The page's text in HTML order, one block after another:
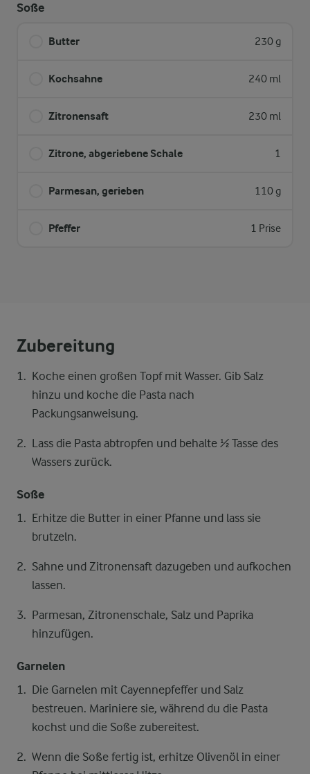
Soße
Butter 230 g
Kochsahne 240 ml
Zitronensaft 230 ml
Zitrone, abgeriebene Schale 1
Parmesan, gerieben 110 g
Pfeffer 1 Prise
Zubereitung
Koche einen großen Topf mit Wasser. Gib Salz
hinzu und koche die Pasta nach
Packungsanweisung.
Lass die Pasta abtropfen und behalte ½ Tasse des
Wassers zurück.
Soße
Erhitze die Butter in einer Pfanne und lass sie
brutzeln.
Sahne und Zitronensaft dazugeben und aufkochen
lassen.
Parmesan, Zitronenschale, Salz und Paprika
hinzufügen.
Garnelen
Die Garnelen mit Cayennepfeffer und Salz
bestreuen. Mariniere sie, während du die Pasta
kochst und die Soße zubereitest.
Wenn die Soße fertig ist, erhitze Olivenöl in einer